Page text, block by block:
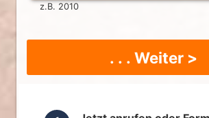
z.B. 2010
. . . Weiter >